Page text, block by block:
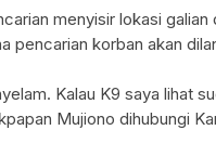
menyisir lokasi galian
pencarian korban akan
Kalau K9 saya lihat
Mujiono dihubungi